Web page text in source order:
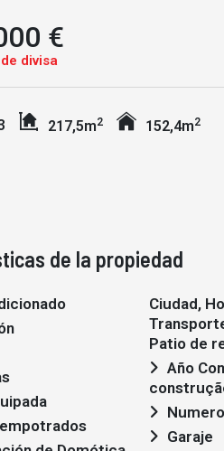
€
divisa
217,5m2 152,4m2
de la propiedad
Ciudad,
Patio de
Garaje